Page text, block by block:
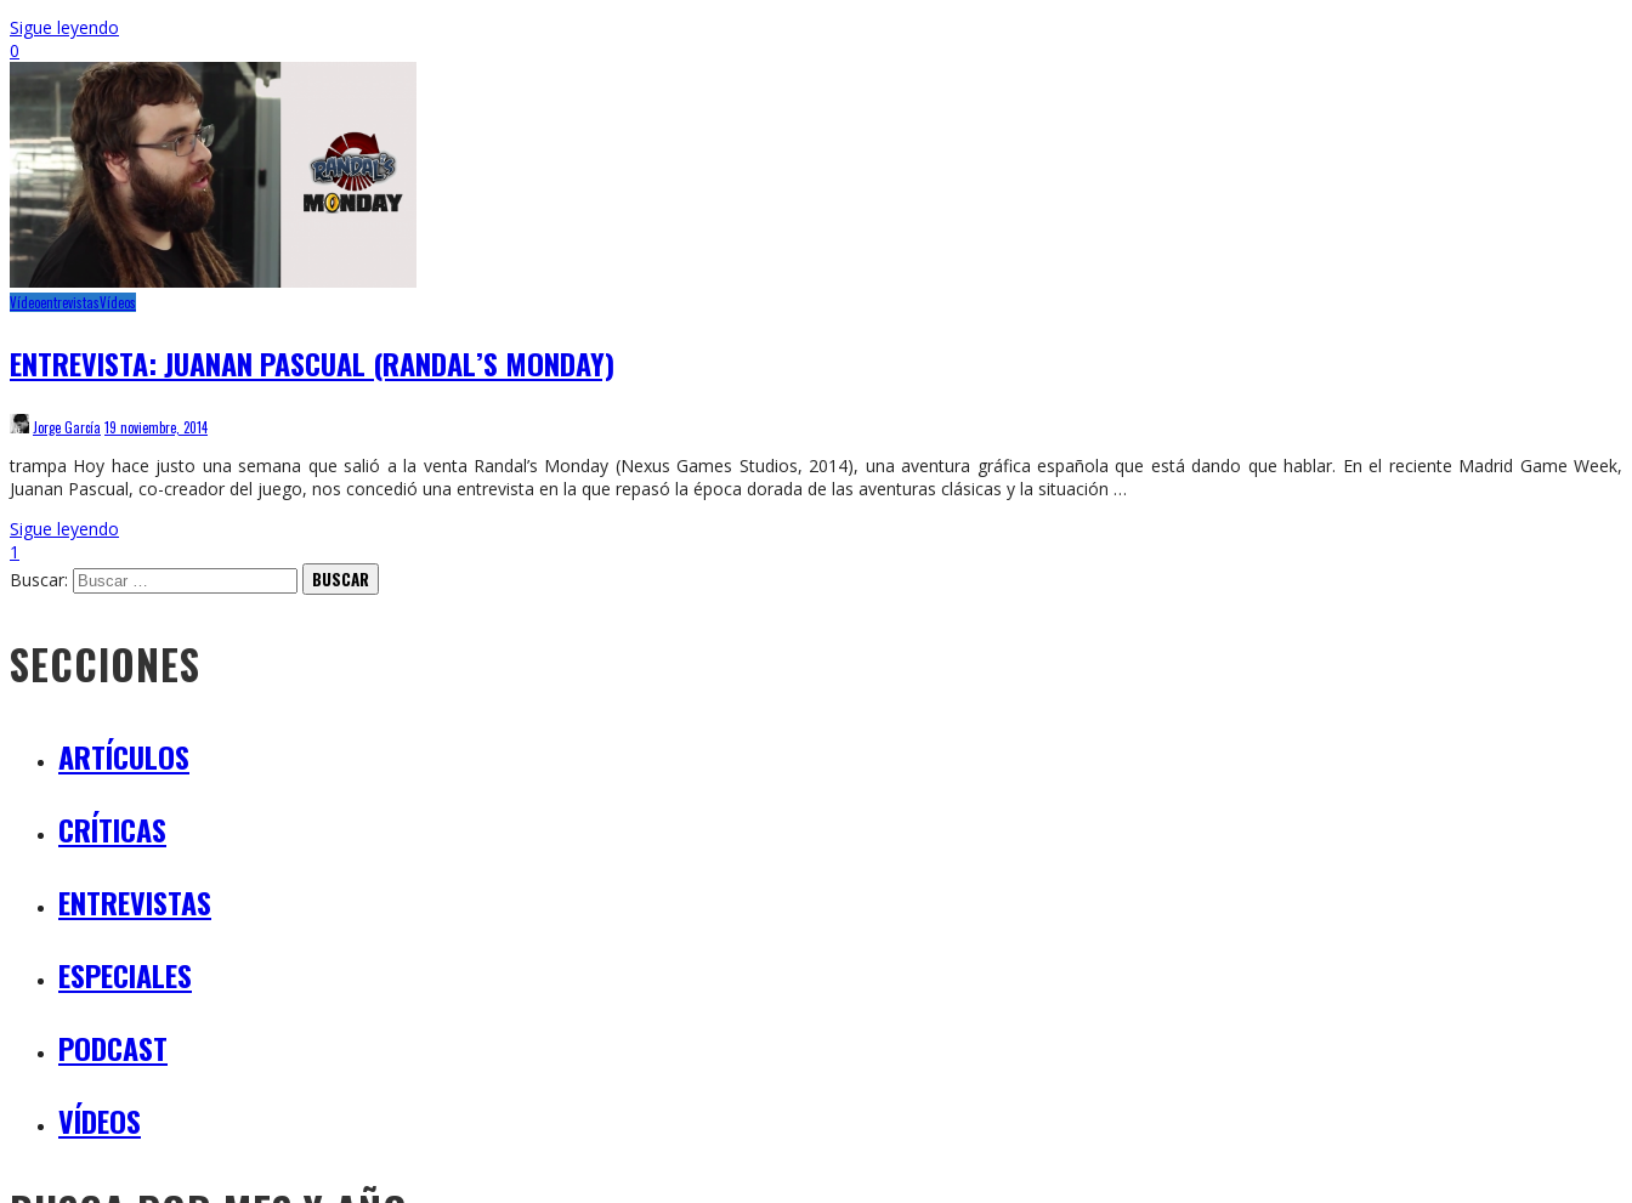
Sigue leyendo
0
VídeoentrevistasVídeos
ENTREVISTA: JUANAN PASCUAL (RANDAL’S MONDAY)
Jorge García 19 noviembre, 2014
trampa Hoy hace justo una semana que salió a la venta Randal’s Monday (Nexus Games Studios, 2014), una aventura gráfica española que está dando que hablar. En el reciente Madrid Game Week,
Juanan Pascual, co-creador del juego, nos concedió una entrevista en la que repasó la época dorada de las aventuras clásicas y la situación …
Sigue leyendo
1
Buscar:
SECCIONES
ARTÍCULOS
CRÍTICAS
ENTREVISTAS
ESPECIALES
PODCAST
VÍDEOS